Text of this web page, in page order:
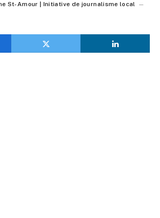
St-Amour | Initiative de journalisme local